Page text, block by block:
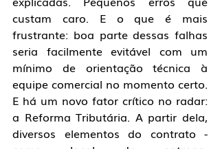
custam caro. E o que é mais
frustrante: boa parte dessas falhas
seria facilmente evitável com um
mínimo de orientação técnica à
equipe comercial no momento certo.
E há um novo fator crítico no radar:
a Reforma Tributária. A partir dela,
diversos elementos do contrato -